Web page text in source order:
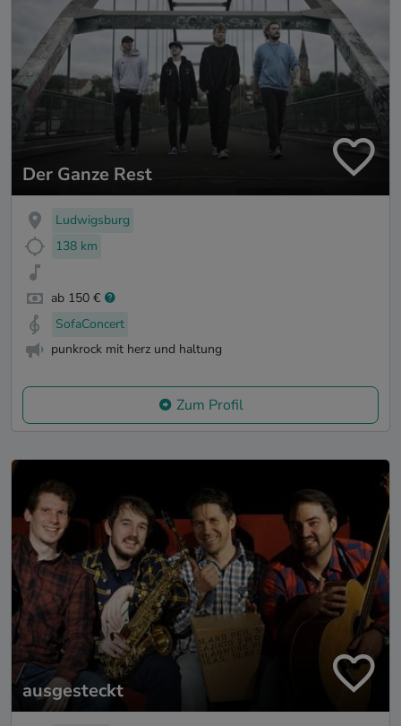
Der Ganze Rest
Ludwigsburg
138 km
ab 150 €
SofaConcert
punkrock mit herz und haltung
Zum Profil
ausgesteckt